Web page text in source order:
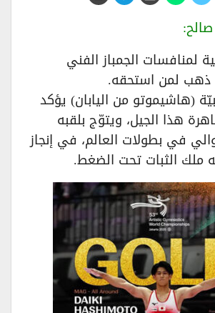
لمنافسات الجمباز الفني
ذهب لمن استحقه.
(هاشيموتو من اليابان) يؤكد
هذا الجيل، ويتوّج بلقبه
في بطولات العالم، في إنجاز
ملك الثبات تحت الضغط.